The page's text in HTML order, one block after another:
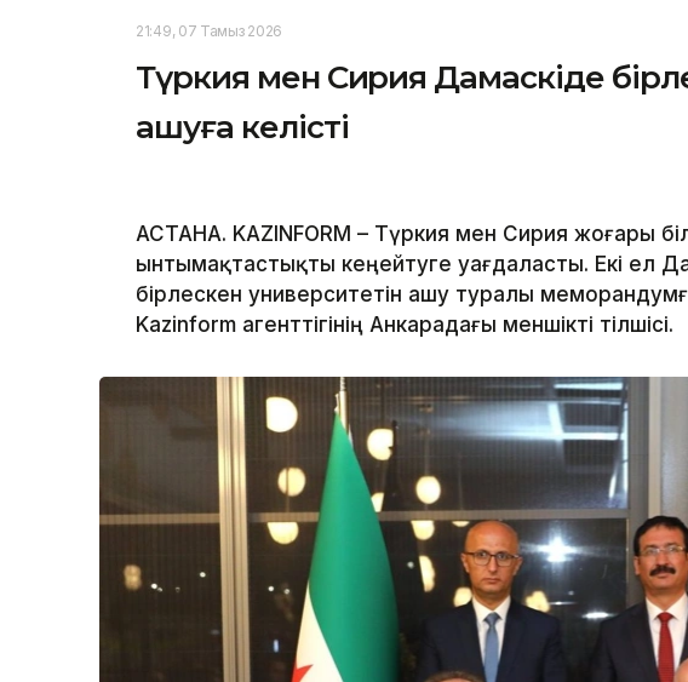
21:49, 07 Тамыз 2026
Түркия мен Сирия Дамаскіде
ашуға келісті
АСТАНА. KAZINFORM – Түркия мен Сирия жоғары
ынтымақтастықты кеңейтуге уағдаласты. Екі ел
бірлескен университетін ашу туралы
Kazinform агенттігінің Анкарадағы меншікті тілшісі.